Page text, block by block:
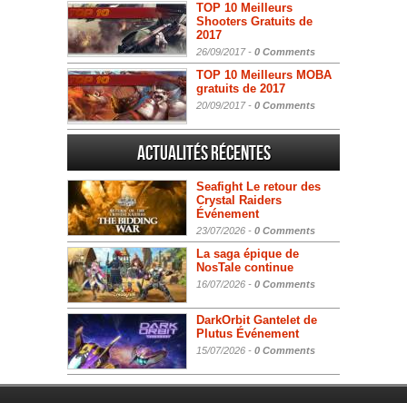
TOP 10 Meilleurs
Shooters Gratuits de
2017
26/09/2017 - 0 Comments
TOP 10 Meilleurs MOBA
gratuits de 2017
20/09/2017 - 0 Comments
Actualités Récentes
Seafight Le retour des
Crystal Raiders
Événement
23/07/2026 - 0 Comments
La saga épique de
NosTale continue
16/07/2026 - 0 Comments
DarkOrbit Gantelet de
Plutus Événement
15/07/2026 - 0 Comments